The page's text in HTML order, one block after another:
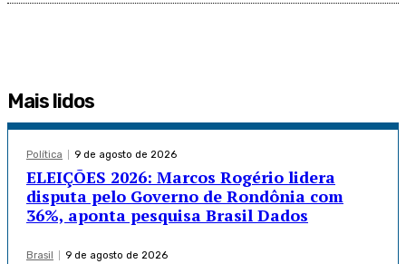
Mais lidos
Política 9 de agosto de 2026
ELEIÇÕES 2026: Marcos Rogério lidera
disputa pelo Governo de Rondônia com
36%, aponta pesquisa Brasil Dados
Brasil 9 de agosto de 2026